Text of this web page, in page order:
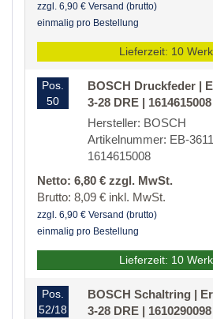
zzgl. 6,90 € Versand (brutto)
einmalig pro Bestellung
Lieferzeit: 10
Pos.
50
BOSCH Druckfeder |
3-28 DRE | 1614615008
Hersteller: BOSCH
Artikelnummer: EB-
1614615008
Netto: 6,80 € zzgl. MwSt.
Brutto: 8,09 € inkl. MwSt.
zzgl. 6,90 € Versand (brutto)
einmalig pro Bestellung
Lieferzeit: 10
Pos.
52/18
BOSCH Schaltring |
3-28 DRE | 1610290098